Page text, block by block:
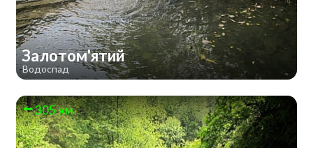
Залотом'ятий
Водоспад
305 км